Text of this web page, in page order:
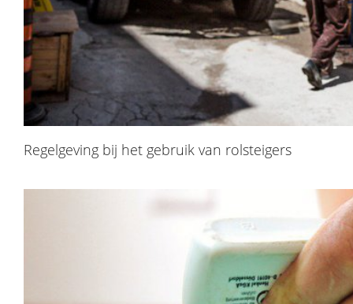
Regelgeving bij het gebruik van rolsteigers